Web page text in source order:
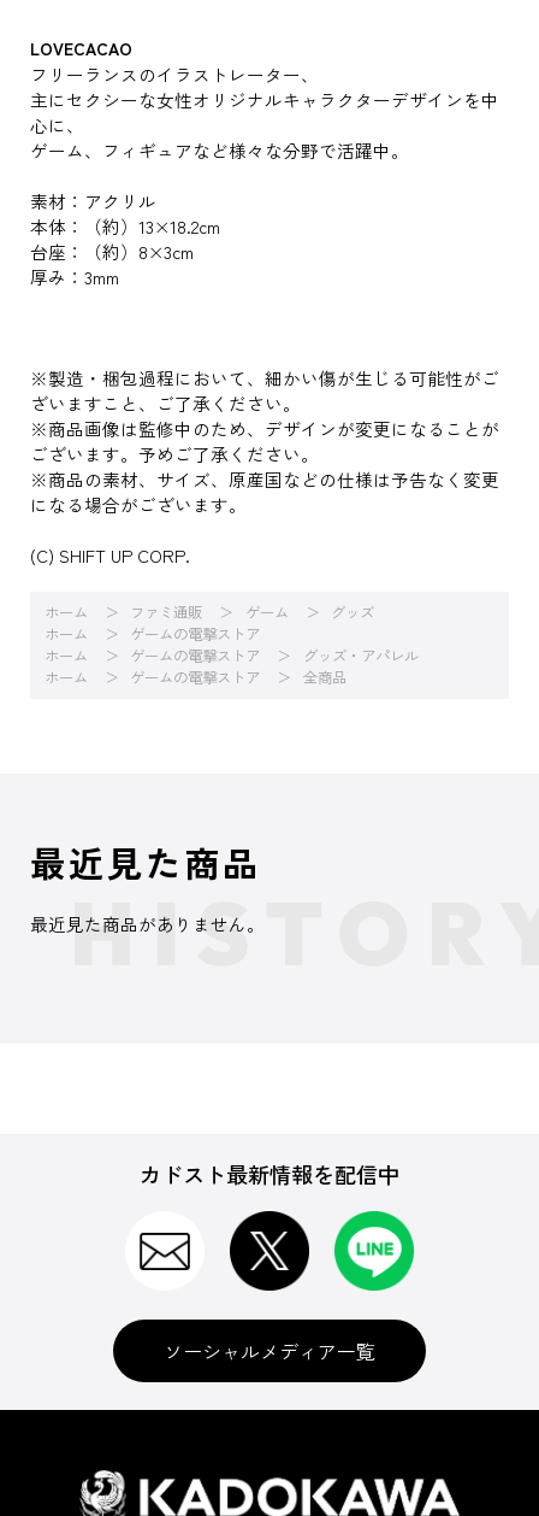
LOVECACAO
フリーランスのイラストレーター、
主にセクシーな女性オリジナルキャラクターデザインを中
心に、
ゲーム、フィギュアなど様々な分野で活躍中。
素材：アクリル
本体：（約）13×18.2cm
台座：（約）8×3cm
厚み：3mm
※製造・梱包過程において、細かい傷が生じる可能性がご
ざいますこと、ご了承ください。
※商品画像は監修中のため、デザインが変更になることが
ございます。予めご了承ください。
※商品の素材、サイズ、原産国などの仕様は予告なく変更
になる場合がございます。
(C) SHIFT UP CORP.
ホーム ファミ通販 ゲーム
グッズ
ホーム
ゲームの電撃ストア
ホーム
ゲームの電撃ストア
グッズ・アパレル
ホーム
ゲームの電撃ストア 全商品
最近見た商品
最近見た商品がありません。
カドスト最新情報を配信中
ソーシャルメディア一覧